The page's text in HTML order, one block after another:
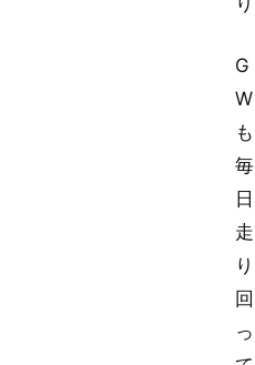
G
W
も
毎
日
走
り
回
っ